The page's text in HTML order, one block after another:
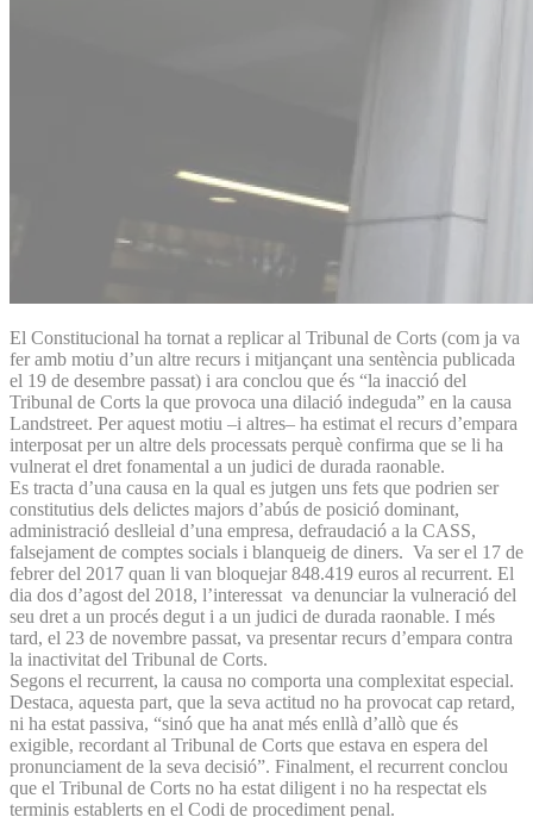
El Constitucional ha tornat a replicar al Tribunal de Corts (com ja va
fer amb motiu d’un altre recurs i mitjançant una sentència publicada
el 19 de desembre passat) i ara conclou que és “la inacció del
Tribunal de Corts la que provoca una dilació indeguda” en la causa
Landstreet. Per aquest motiu –i altres– ha estimat el recurs d’empara
interposat per un altre dels processats perquè confirma que se li ha
vulnerat el dret fonamental a un judici de durada raonable.
Es tracta d’una causa en la qual es jutgen uns fets que podrien ser
constitutius dels delictes majors d’abús de posició dominant,
administració deslleial d’una empresa, defraudació a la CASS,
falsejament de comptes socials i blanqueig de diners. Va ser el 17 de
febrer del 2017 quan li van bloquejar 848.419 euros al recurrent. El
dia dos d’agost del 2018, l’interessat va denunciar la vulneració del
seu dret a un procés degut i a un judici de durada raonable. I més
tard, el 23 de novembre passat, va presentar recurs d’empara contra
la inactivitat del Tribunal de Corts.
Segons el recurrent, la causa no comporta una complexitat especial.
Destaca, aquesta part, que la seva actitud no ha provocat cap retard,
ni ha estat passiva, “sinó que ha anat més enllà d’allò que és
exigible, recordant al Tribunal de Corts que estava en espera del
pronunciament de la seva decisió”. Finalment, el recurrent conclou
que el Tribunal de Corts no ha estat diligent i no ha respectat els
terminis establerts en el Codi de procediment penal.